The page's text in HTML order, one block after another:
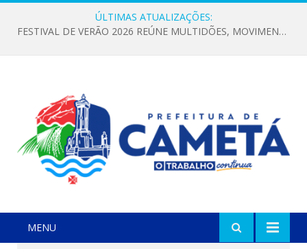
ÚLTIMAS ATUALIZAÇÕES:
FESTIVAL DE VERÃO 2026 REÚNE MULTIDÕES, MOVIMENTA A ECONOMIA E FORTALECE A CULTURA LOCAL
MENU